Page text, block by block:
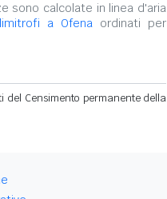
sono calcolate in linea d'aria
a Ofena ordinati per
Censimento permanente della